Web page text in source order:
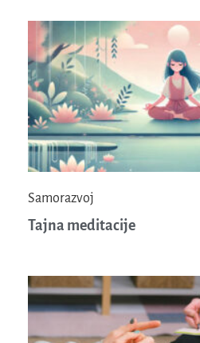
Samorazvoj
Tajna meditacije